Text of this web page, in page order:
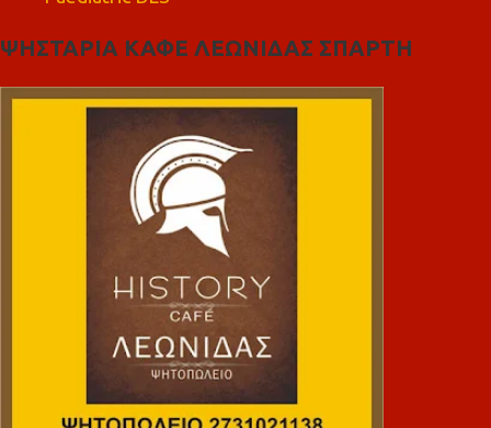
ΨΗΣΤΑΡΙΑ ΚΑΦΕ ΛΕΩΝΙΔΑΣ ΣΠΑΡΤΗ